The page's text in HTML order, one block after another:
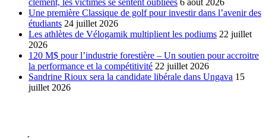
clément, les victimes se sentent oubliées 6 août 2026
Une première Classique de golf pour investir dans l’avenir des
étudiants 24 juillet 2026
Les athlètes de Vélogamik multiplient les podiums 22 juillet
2026
120 M$ pour l’industrie forestière – Un soutien pour accroitre
la performance et la compétitivité 22 juillet 2026
Sandrine Rioux sera la candidate libérale dans Ungava 15
juillet 2026